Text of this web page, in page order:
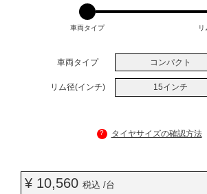
車両タイプ
車両タイプ コンパクト
リム径(インチ) 15インチ
? タイヤサイズの確認方法
¥ 10,560 税込 /台